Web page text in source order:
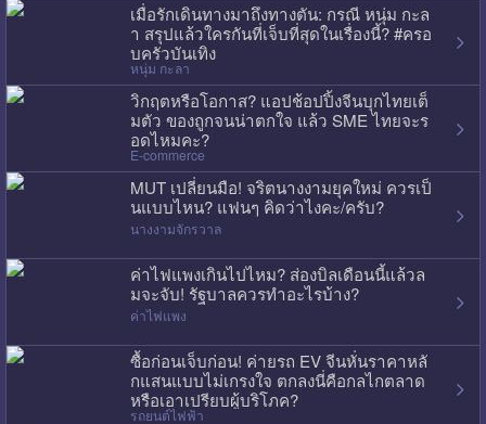
เมื่อรักเดินทางมาถึงทางตัน: กรณี หนุ่ม กะล
า สรุปแล้วใครกันที่เจ็บที่สุดในเรื่องนี้? #ครอ
บครัวบันเทิง
หนุ่ม กะลา
วิกฤตหรือโอกาส? แอปช้อปปิ้งจีนบุกไทยเต็
มตัว ของถูกจนน่าตกใจ แล้ว SME ไทยจะร
อดไหมคะ?
E-commerce
MUT เปลี่ยนมือ! จริตนางงามยุคใหม่ ควรเป็
นแบบไหน? แฟนๆ คิดว่าไงคะ/ครับ?
นางงามจักรวาล
ค่าไฟแพงเกินไปไหม? ส่องบิลเดือนนี้แล้วล
มจะจับ! รัฐบาลควรทำอะไรบ้าง?
ค่าไฟแพง
ซื้อก่อนเจ็บก่อน! ค่ายรถ EV จีนหั่นราคาหลั
กแสนแบบไม่เกรงใจ ตกลงนี่คือกลไกตลาด
หรือเอาเปรียบผู้บริโภค?
รถยนต์ไฟฟ้า